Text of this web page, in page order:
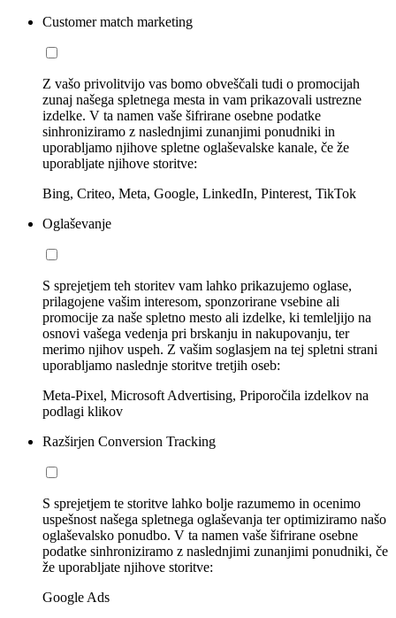
Customer match marketing
Z vašo privolitvijo vas bomo obveščali tudi o promocijah
zunaj našega spletnega mesta in vam prikazovali ustrezne
izdelke. V ta namen vaše šifrirane osebne podatke
sinhroniziramo z naslednjimi zunanjimi ponudniki in
uporabljamo njihove spletne oglaševalske kanale, če že
uporabljate njihove storitve:
Bing, Criteo, Meta, Google, LinkedIn, Pinterest, TikTok
Oglaševanje
S sprejetjem teh storitev vam lahko prikazujemo oglase,
prilagojene vašim interesom, sponzorirane vsebine ali
promocije za naše spletno mesto ali izdelke, ki temleljijo na
osnovi vašega vedenja pri brskanju in nakupovanju, ter
merimo njihov uspeh. Z vašim soglasjem na tej spletni strani
uporabljamo naslednje storitve tretjih oseb:
Meta-Pixel, Microsoft Advertising, Priporočila izdelkov na
podlagi klikov
Razširjen Conversion Tracking
S sprejetjem te storitve lahko bolje razumemo in ocenimo
uspešnost našega spletnega oglaševanja ter optimiziramo našo
oglaševalsko ponudbo. V ta namen vaše šifrirane osebne
podatke sinhroniziramo z naslednjimi zunanjimi ponudniki, če
že uporabljate njihove storitve:
Google Ads